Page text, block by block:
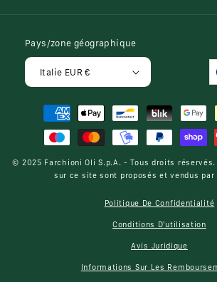
Pays/zone géographique
Italie EUR €
Modes
paiement
© 2025 Farchioni Oli S.p.A. - Tous droits
sur ce site sont proposés et vendus par
Politique De Confidentialité
Conditions D'utilisation
Avis Juridique
Informations Sur Les